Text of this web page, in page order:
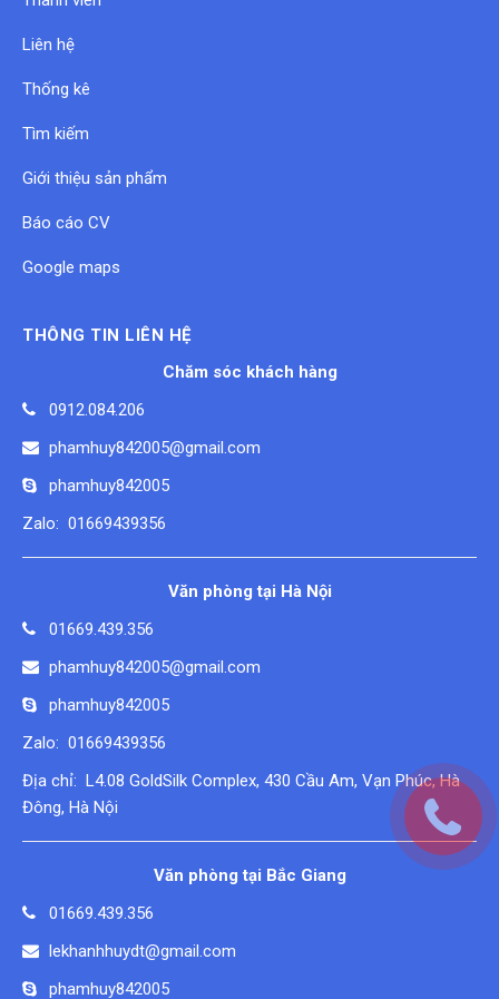
Liên hệ
Thống kê
Tìm kiếm
Giới thiệu sản phẩm
Báo cáo CV
Google maps
THÔNG TIN LIÊN HỆ
Chăm sóc khách hàng
0912.084.206
phamhuy842005@gmail.com
phamhuy842005
Zalo: 01669439356
Văn phòng tại Hà Nội
01669.439.356
phamhuy842005@gmail.com
phamhuy842005
Zalo: 01669439356
Địa chỉ: L4.08 GoldSilk Complex, 430 Cầu Am, Vạn Phúc, Hà
Đông, Hà Nội
Văn phòng tại Bắc Giang
01669.439.356
lekhanhhuydt@gmail.com
phamhuy842005